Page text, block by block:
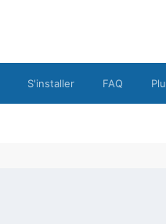
S'installer FAQ